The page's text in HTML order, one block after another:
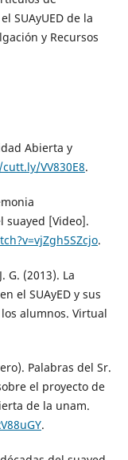
SUAyUED de la
y Recursos
Abierta y
VV830E8.
suayed [Video].
.
G. (2013). La
el SUAyED y sus
alumnos. Virtual
Palabras del Sr.
el proyecto de
de la unam.
.